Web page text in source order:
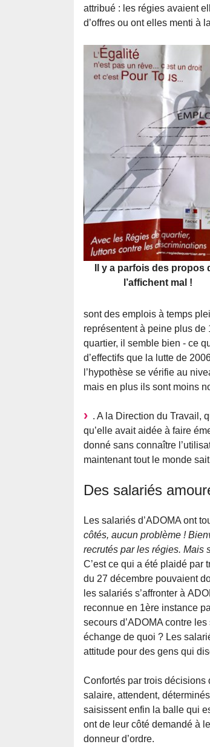
attribué : les régies avaient
d’offres ou ont elles menti à
Il y a parfois des propos
l’affichent mal !
sont des emplois à temps
représentent à peine plus
quartier, il semble bien - ce
d’effectifs que la lutte de
l’hypothèse se vérifie au
mais en plus ils sont moins
. A la Direction du Travail,
qu’elle avait aidée à faire
donné sans connaître
maintenant tout le monde
Des salariés
Les salariés d’ADOMA ont
côtés, aucun problème !
recrutés par les régies. Mais
C’est ce qui a été plaidé par
du 27 décembre pouvaient
les salariés s’affronter à
reconnue en 1ère instance
secours d’ADOMA contre
échange de quoi ? Les
attitude pour des gens qui
Confortés par trois
salaire, attendent,
saisissent enfin la balle qui
ont de leur côté demandé à
donneur d’ordre.